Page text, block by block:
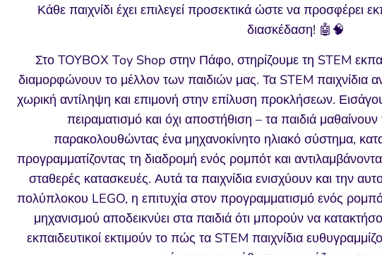
Κάθε παιχνίδι έχει επιλεγεί προσεκτικά ώστε να προσφέρει
διασκέδαση! 🤖🧠
Στο TOYBOX Toy Shop στην Πάφο, στηρίζουμε τη STEM
διαμορφώνουν το μέλλον των παιδιών μας. Τα STEM παιχνίδια
χωρική αντίληψη και επιμονή στην επίλυση προκλήσεων.
πειραματισμό και όχι αποστήθιση – τα παιδιά
παρακολουθώντας ένα μηχανοκίνητο ηλιακό σύστημα,
προγραμματίζοντας τη διαδρομή ενός ρομπότ και
σταθερές κατασκευές. Αυτά τα παιχνίδια ενισχύουν και την
πολύπλοκου LEGO, η επιτυχία στον προγραμματισμό ενός
μηχανισμού αποδεικνύει στα παιδιά ότι μπορούν να
εκπαιδευτικοί εκτιμούν το πώς τα STEM παιχνίδια